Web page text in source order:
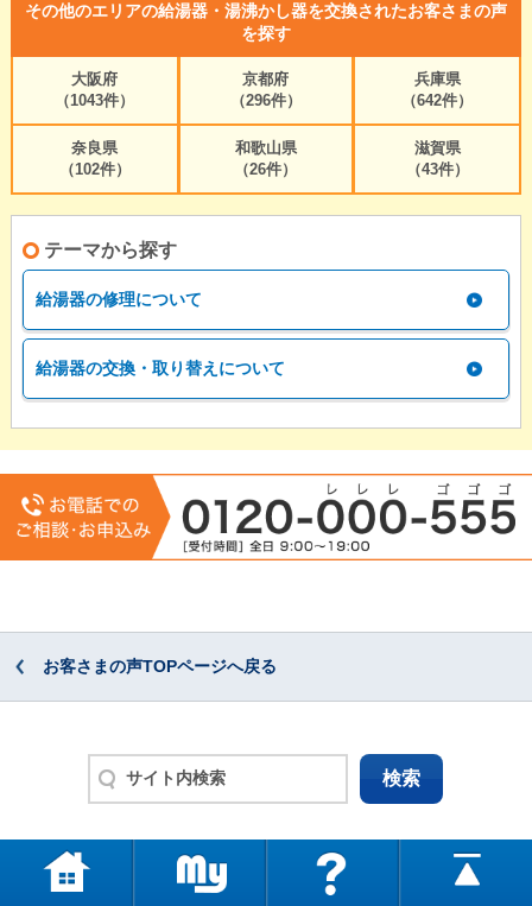
その他のエリアの給湯器・湯沸かし器を交換されたお客さまの声
を探す
大阪府
（1043件）
京都府
（296件）
兵庫県
（642件）
奈良県
（102件）
和歌山県
（26件）
滋賀県
（43件）
テーマから探す
給湯器の修理について
給湯器の交換・取り替えについて
お客さまの声TOPページへ戻る